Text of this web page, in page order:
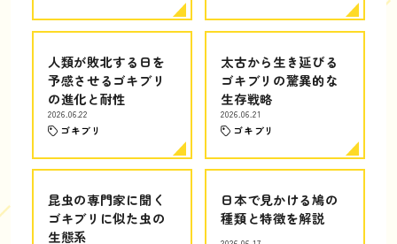
人類が敗北する日を
予感させるゴキブリ
の進化と耐性
2026.06.22
ゴキブリ
太古から生き延びる
ゴキブリの驚異的な
生存戦略
2026.06.21
ゴキブリ
昆虫の専門家に聞く
ゴキブリに似た虫の
生態系
日本で見かける鳩の
種類と特徴を解説